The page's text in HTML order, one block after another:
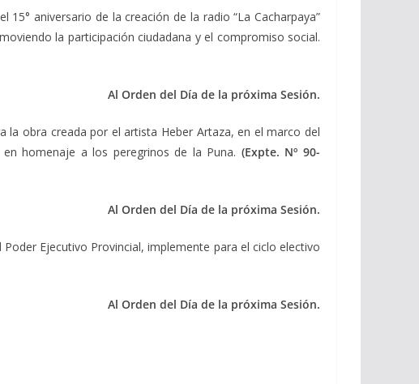
15° aniversario de la creación de la radio “La Cacharpaya”
la participación ciudadana y el compromiso social.
Al Orden del Día de la próxima Sesión.
la obra creada por el artista Heber Artaza, en el marco del
homenaje a los peregrinos de la Puna. (Expte. Nº 90-
Al Orden del Día de la próxima Sesión.
Ejecutivo Provincial, implemente para el ciclo electivo
Al Orden del Día de la próxima Sesión.